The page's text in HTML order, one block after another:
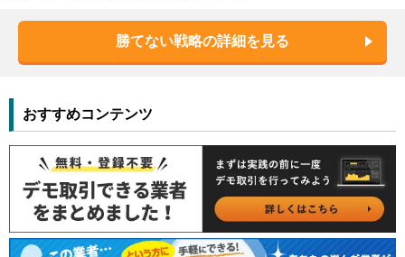
勝てない戦略の詳細を見る
おすすめコンテンツ